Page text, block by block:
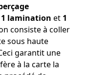
1 lamination et 1
consiste à coller
sous haute
garantit une
à la carte la